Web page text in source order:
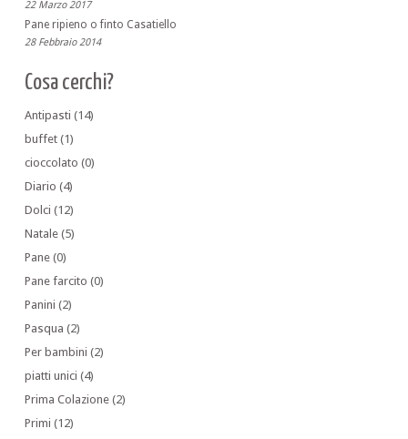
22 Marzo 2017
Pane ripieno o finto Casatiello
28 Febbraio 2014
Cosa cerchi?
Antipasti (14)
buffet(1)
cioccolato (0)
Diario (4)
Dolci (12)
Natale(5)
Pane(0)
Pane farcito (0)
Panini (2)
Pasqua (2)
Per bambini (2)
piatti unici (4)
Prima Colazione(2)
Primi (12)